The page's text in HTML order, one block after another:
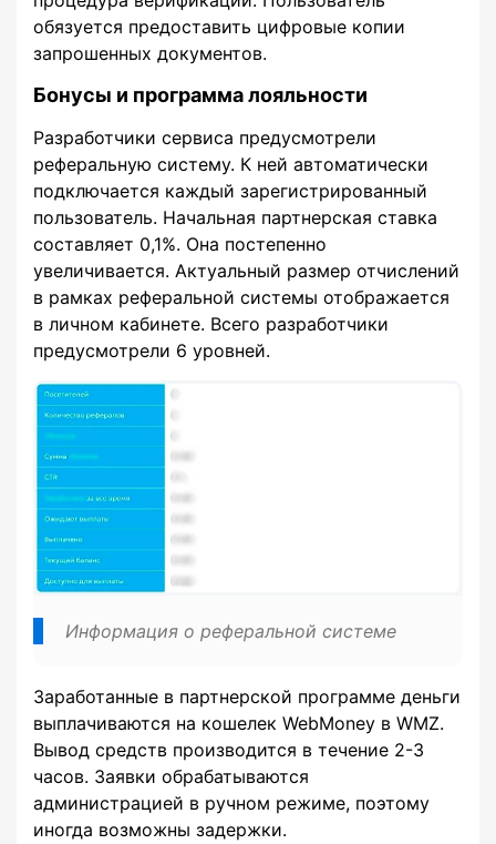
обязуется предоставить цифровые копии
запрошенных документов.
Бонусы и программа лояльности
Разработчики сервиса предусмотрели
реферальную систему. К ней автоматически
подключается каждый зарегистрированный
пользователь. Начальная партнерская ставка
составляет 0,1%. Она постепенно
увеличивается. Актуальный размер отчислений
в рамках реферальной системы отображается
в личном кабинете. Всего разработчики
предусмотрели 6 уровней.
Информация о реферальной системе
Заработанные в партнерской программе деньги
выплачиваются на кошелек WebMoney в WMZ.
Вывод средств производится в течение 2-3
часов. Заявки обрабатываются
администрацией в ручном режиме, поэтому
иногда возможны задержки.